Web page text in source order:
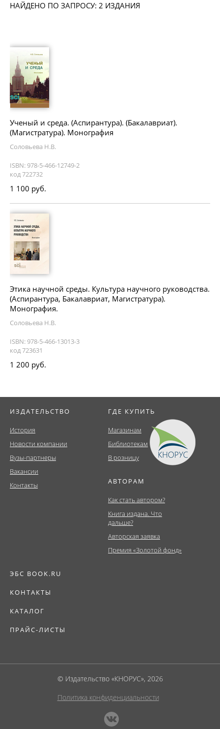
НАЙДЕНО ПО ЗАПРОСУ: 2 ИЗДАНИЯ
Ученый и среда. (Аспирантура). (Бакалавриат).
(Магистратура). Монография
Соловьева Н.В.
ISBN: 978-5-466-12749-2
код 722732
1 100 руб.
Этика научной среды. Культура научного руководства.
(Аспирантура, Бакалавриат, Магистратура).
Монография.
Соловьева Н.В.
ISBN: 978-5-466-13013-3
код 723631
1 200 руб.
ИЗДАТЕЛЬСТВО
История
Новости компании
Вузы-партнеры
Вакансии
Контакты
ГДЕ КУПИТЬ
Магазинам
Библиотекам
В розницу
АВТОРАМ
Как стать автором?
Книга издана. Что
дальше?
Авторская заявка
Премия «Золотой фонд»
ЭБС BOOK.RU
КОНТАКТЫ
КАТАЛОГ
ПРАЙС-ЛИСТЫ
© Издательство «КНОРУС», 2026
Политика конфиденциальности